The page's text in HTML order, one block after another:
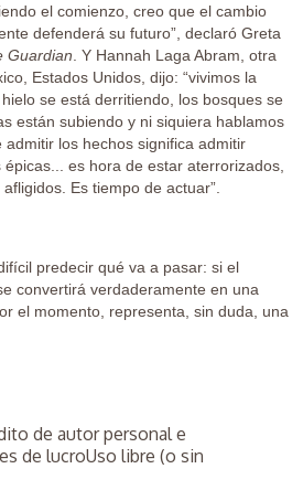
el comienzo, creo que el cambio
defenderá su futuro”, declaró Greta
Guardian . Y Hannah Laga Abram, otra
Estados Unidos, dijo: “vivimos la
se está derritiendo, los bosques se
están subiendo y ni siquiera hablamos
los hechos significa admitir
es hora de estar aterrorizados,
Es tiempo de actuar”.
predecir qué va a pasar: si el
convertirá verdaderamente en una
el momento, representa, sin duda, una
de autor personal e
de lucroUso libre (o sin